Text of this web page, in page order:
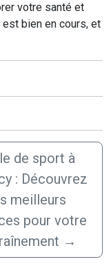
votre santé et
bien en cours, et
de sport à
: Découvrez
meilleurs
pour votre
→